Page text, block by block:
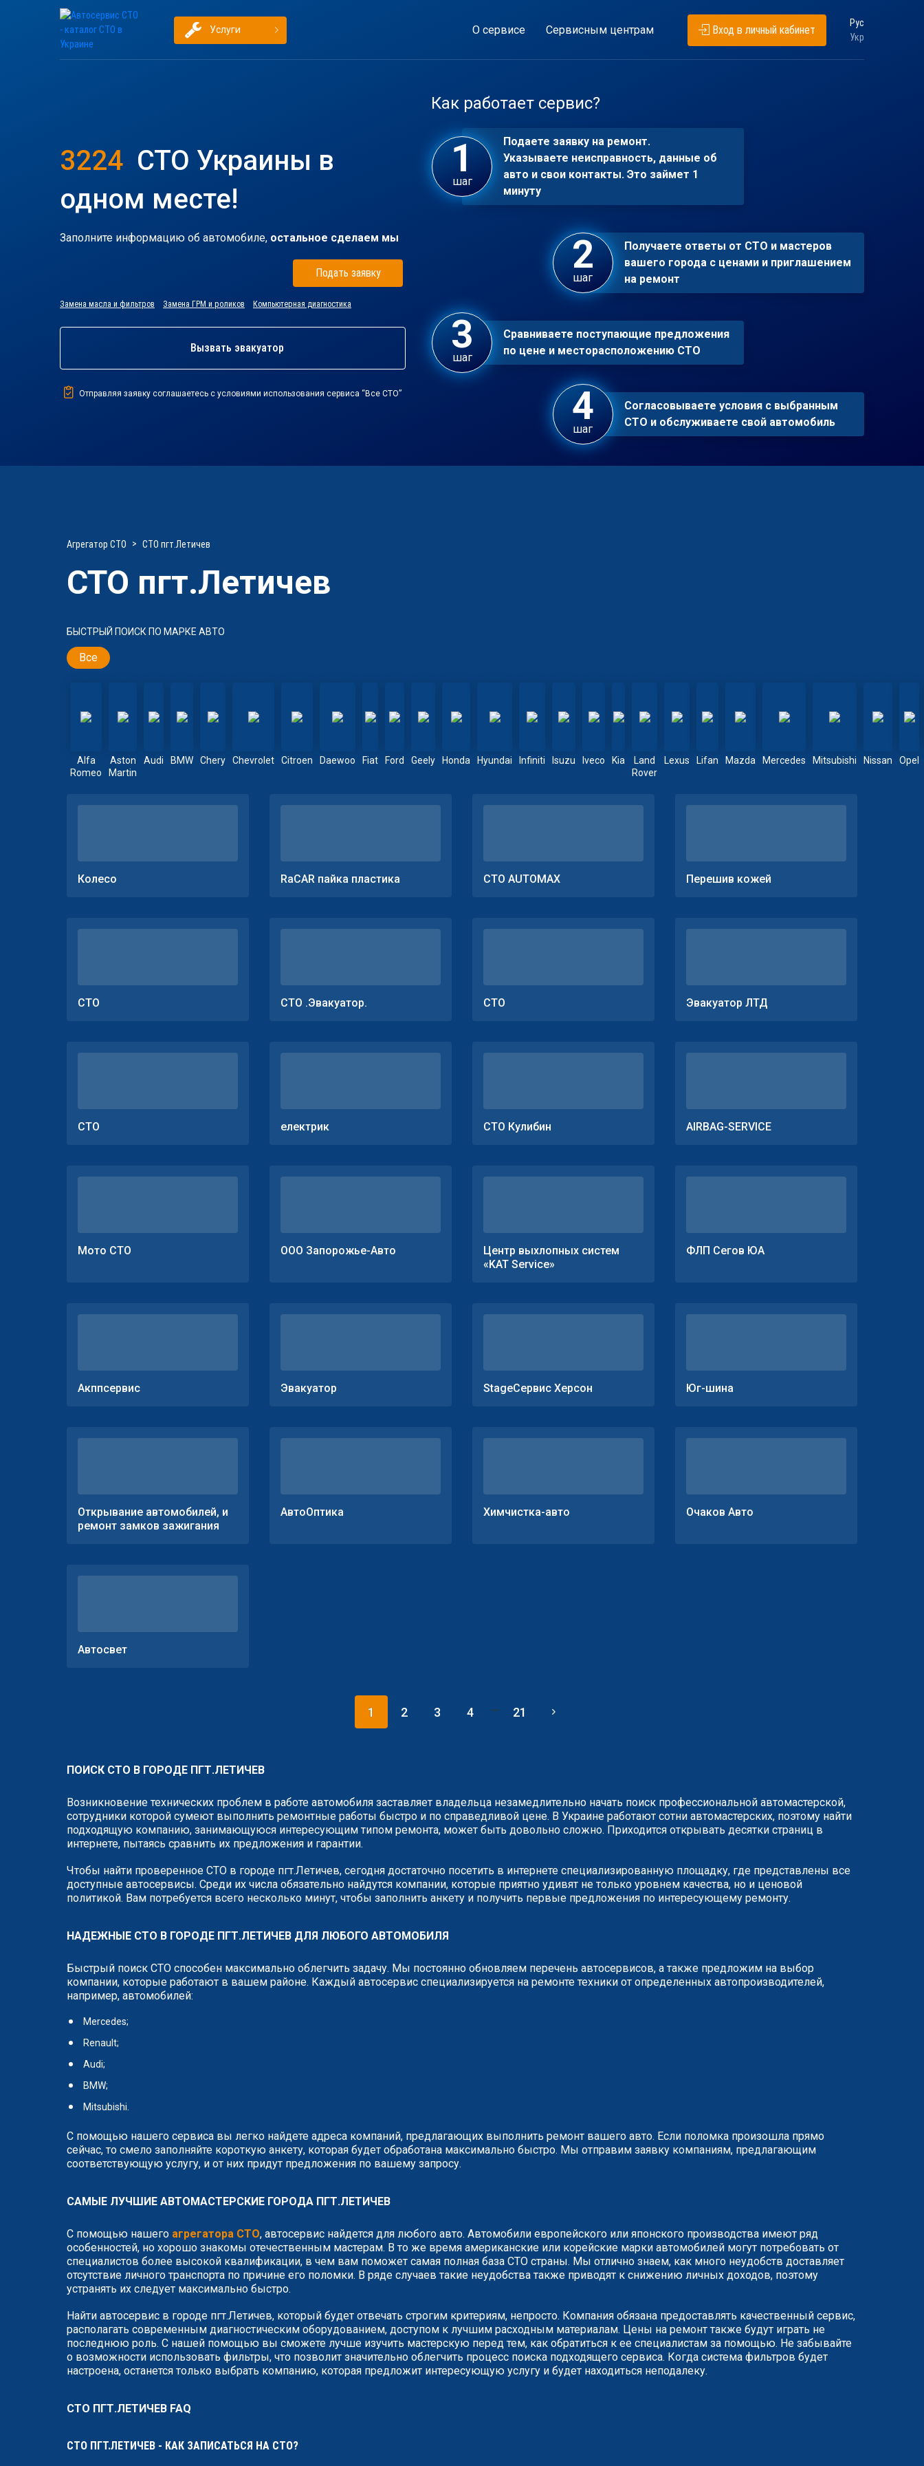
Услуги О сервисе Сервисным центрам Вход в личный кабинет
Рус
Укр
3224 СТО Украины в
одном месте!
Заполните информацию об автомобиле, остальное сделаем мы
Подать заявку
Замена масла и фильтров Замена ГРМ и роликов Компьютерная диагностика
Вызвать эвакуатор
Отправляя заявку соглашаетесь с условиями использования сервиса “Все СТО”
Как работает сервис?
шаг
Подаете заявку на ремонт.
Указываете неисправность, данные об
авто и свои контакты. Это займет 1
минуту
шаг
Получаете ответы от СТО и мастеров
вашего города с ценами и приглашением
на ремонт
шаг
Сравниваете поступающие предложения
по цене и месторасположению СТО
шаг
Согласовываете условия с выбранным
СТО и обслуживаете свой автомобиль
Агрегатор СТО СТО пгт.Летичев
СТО пгт.Летичев
БЫСТРЫЙ ПОИСК ПО МАРКЕ АВТО
Все
Alfa
Romeo
Aston
Martin
Audi BMW Chery Chevrolet Citroen Daewoo Fiat Ford Geely Honda Hyundai Infiniti Isuzu Iveco Kia
Land
Rover
Lexus Lifan Mazda Mercedes Mitsubishi Nissan Opel
Колесо RaCAR пайка пластика СТО AUTOMAX Перешив кожей
СТО СТО .Эвакуатор. СТО Эвакуатор ЛТД
СТО електрик СТО Кулибин AIRBAG-SERVICE
Мото СТО ООО Запорожье-Авто
Центр выхлопных систем
«KAT Service»
ФЛП Сегов ЮА
Акппсервис Эвакуатор StageСервис Херсон Юг-шина
Открывание автомобилей, и
ремонт замков зажигания
АвтоОптика Химчистка-авто Очаков Авто
Автосвет
1 2 3 4 ... 21
ПОИСК СТО В ГОРОДЕ ПГТ.ЛЕТИЧЕВ
Возникновение технических проблем в работе автомобиля заставляет владельца незамедлительно начать поиск профессиональной автомастерской,
сотрудники которой сумеют выполнить ремонтные работы быстро и по справедливой цене. В Украине работают сотни автомастерских, поэтому найти
подходящую компанию, занимающуюся интересующим типом ремонта, может быть довольно сложно. Приходится открывать десятки страниц в
интернете, пытаясь сравнить их предложения и гарантии.
Чтобы найти проверенное СТО в городе пгт.Летичев, сегодня достаточно посетить в интернете специализированную площадку, где представлены все
доступные автосервисы. Среди их числа обязательно найдутся компании, которые приятно удивят не только уровнем качества, но и ценовой
политикой. Вам потребуется всего несколько минут, чтобы заполнить анкету и получить первые предложения по интересующему ремонту.
НАДЕЖНЫЕ СТО В ГОРОДЕ ПГТ.ЛЕТИЧЕВ ДЛЯ ЛЮБОГО АВТОМОБИЛЯ
Быстрый поиск СТО способен максимально облегчить задачу. Мы постоянно обновляем перечень автосервисов, а также предложим на выбор
компании, которые работают в вашем районе. Каждый автосервис специализируется на ремонте техники от определенных автопроизводителей,
например, автомобилей:
Mercedes;
Renault;
Audi;
BMW;
Mitsubishi.
С помощью нашего сервиса вы легко найдете адреса компаний, предлагающих выполнить ремонт вашего авто. Если поломка произошла прямо
сейчас, то смело заполняйте короткую анкету, которая будет обработана максимально быстро. Мы отправим заявку компаниям, предлагающим
соответствующую услугу, и от них придут предложения по вашему запросу.
САМЫЕ ЛУЧШИЕ АВТОМАСТЕРСКИЕ ГОРОДА ПГТ.ЛЕТИЧЕВ
С помощью нашего агрегатора СТО, автосервис найдется для любого авто. Автомобили европейского или японского производства имеют ряд
особенностей, но хорошо знакомы отечественным мастерам. В то же время американские или корейские марки автомобилей могут потребовать от
специалистов более высокой квалификации, в чем вам поможет самая полная база СТО страны. Мы отлично знаем, как много неудобств доставляет
отсутствие личного транспорта по причине его поломки. В ряде случаев такие неудобства также приводят к снижению личных доходов, поэтому
устранять их следует максимально быстро.
Найти автосервис в городе пгт.Летичев, который будет отвечать строгим критериям, непросто. Компания обязана предоставлять качественный сервис,
располагать современным диагностическим оборудованием, доступом к лучшим расходным материалам. Цены на ремонт также будут играть не
последнюю роль. С нашей помощью вы сможете лучше изучить мастерскую перед тем, как обратиться к ее специалистам за помощью. Не забывайте
о возможности использовать фильтры, что позволит значительно облегчить процесс поиска подходящего сервиса. Когда система фильтров будет
настроена, останется только выбрать компанию, которая предложит интересующую услугу и будет находиться неподалеку.
СТО ПГТ.ЛЕТИЧЕВ FAQ
СТО ПГТ.ЛЕТИЧЕВ - КАК ЗАПИСАТЬСЯ НА СТО?